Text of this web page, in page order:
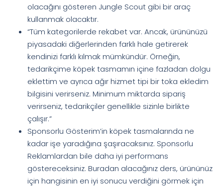
olacağını gösteren Jungle Scout gibi bir araç
kullanmak olacaktır.
“Tüm kategorilerde rekabet var. Ancak, ürününüzü
piyasadaki diğerlerinden farklı hale getirerek
kendinizi farklı kılmak mümkündür. Örneğin,
tedarikçime köpek tasmamın içine fazladan dolgu
eklettim ve ayrıca ağır hizmet tipi bir toka ekledim
bilgisini verirseniz. Minimum miktarda sipariş
verirseniz, tedarikçiler genellikle sizinle birlikte
çalışır.”
Sponsorlu Gösterim’in köpek tasmalarında ne
kadar işe yaradığına şaşıracaksınız. Sponsorlu
Reklamlardan bile daha iyi performans
göstereceksiniz. Buradan alacağınız ders, ürününüz
için hangisinin en iyi sonucu verdiğini görmek için